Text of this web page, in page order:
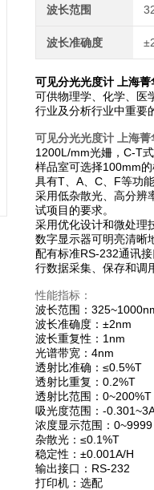
波长范围
波长准确度
可见分光光度计 上海菁
可供物理学、化学、医
行业及分析行业中重要
可见分光光度计 上海菁
1200L/mm光姍，C-T
样品室可选择100mm
具有T、A、C、F等功
采用低杂散光、高分辨
试项目的要求。
采用优化设计和微处理
数字显示器可明亮清晰
配有标准RS-232通讯
行数据采集、保存和调
性能指标：
波长范围：
波长准确度：±2nm
波长重复性：1nm
光谱带宽：4nm
透射比准确：≤0.5%T
透射比重复：0.2%T
透射比范围：0~200%T
吸光度范围：-
浓度显示范围：0~9999
杂散光：≤0.1%T
稳定性：±0.001A/H
输出接口：RS-232
打印机：选配